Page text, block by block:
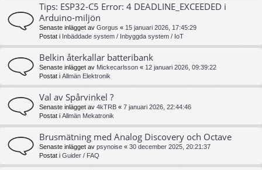
Tips: ESP32-C5 Error: 4 DEADLINE_EXCEEDED i
Arduino-miljön
Senaste inlägget av Gorgus « 15 januari 2026, 17:45:29
Postat i Inbäddade system / Inbyggda system / IoT
Belkin återkallar batteribank
Senaste inlägget av Mickecarlsson « 12 januari 2026, 09:39:22
Postat i Allmän Elektronik
Val av Spårvinkel ?
Senaste inlägget av 4kTRB « 7 januari 2026, 22:44:46
Postat i Allmän Mekatronik
Brusmätning med Analog Discovery och Octave
Senaste inlägget av psynoise « 30 december 2025, 20:21:37
Postat i Guider / FAQ